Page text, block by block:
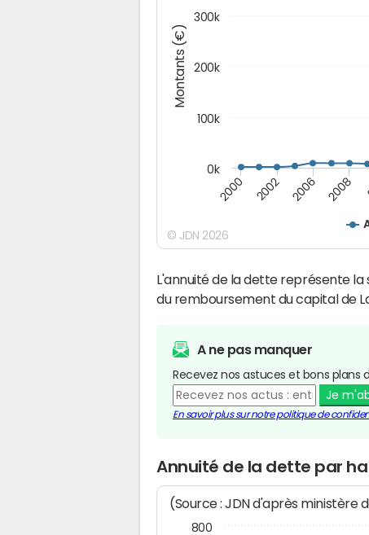
Montants (€)
2000 2002 2006 2008
0k
100k
200k
300k
© JDN 2026
L'annuité de la dette représente
du remboursement du capital de
A ne pas manquer
Recevez nos astuces et bons
Je
En savoir plus sur notre politique de
Annuité de la dette par
(Source : JDN d'après ministère
800